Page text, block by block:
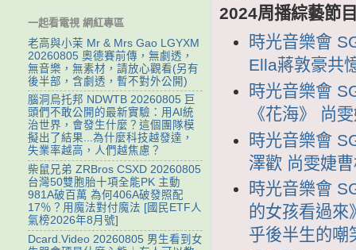
2024周播綜藝節
時光音樂會
Ella蔣敦豪共
時光音樂會
《花海》 尚
時光音樂會
澤歡 尚雯婕
時光音樂會
的女孩看過來
乎後半生的嘲
一起看電視 網紅專區
老高與小茉 Mr & Mrs Gao LGYXM
20260805 奧德賽前傳，無劇透，
無音樂，無素材，請放心觀看(另有
後半部，含劇透，暫不對外公開)
腦洞烏托邦 NDWTB 20260805 巨
頭們不敢公開的最新實驗：用AI統
治世界，會發生什麼？這個團隊模
擬出了結果...為什麼科技越發達，
失業率越高，人們越焦慮？
柴鼠兄弟 ZRBros CSXD 20260805
台灣50雙胞胎十項全能PK 主動
981A破百萬 為何406A破發照配
17％？用魔法對付魔法 [國民ETF人
氣榜2026年8月號]
Dcard.Video 20260805 男生看到女